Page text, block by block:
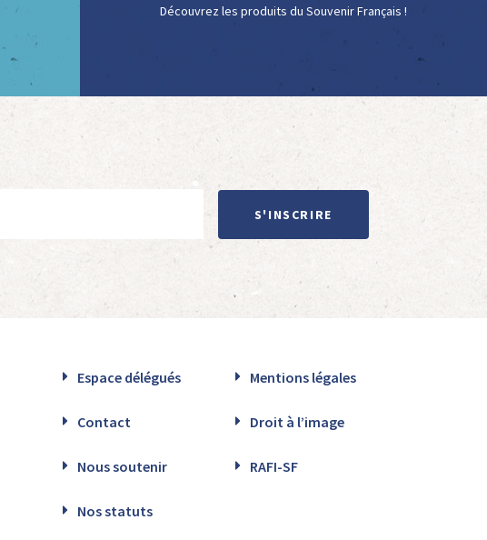
Découvrez les produits du Souvenir Français !
S'INSCRIRE
Espace délégués Mentions légales
Contact Droit à l’image
Nous soutenir RAFI-SF
Nos statuts